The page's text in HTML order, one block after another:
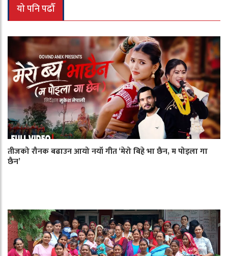
यो पनि पढौँ
तीजको रौनक बढाउन आयो नयाँ गीत ‘मेरो बिहे भा छैन, म पोइला गा
छैन’